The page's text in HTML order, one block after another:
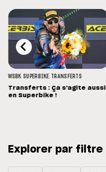
WSBK SUPERBIKE
TRANSFERTS
Transferts : Ça s'agite aussi
en Superbike !
Explorer par filtre